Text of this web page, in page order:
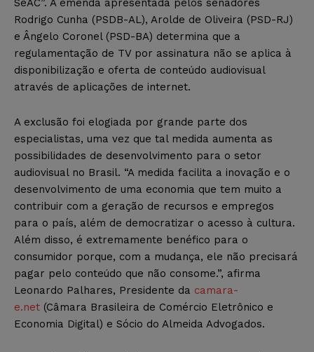
SeAC”. A emenda apresentada pelos senadores
Rodrigo Cunha (PSDB-AL), Arolde de Oliveira (PSD-RJ)
e Ângelo Coronel (PSD-BA) determina que a
regulamentação de TV por assinatura não se aplica à
disponibilização e oferta de conteúdo audiovisual
através de aplicações de internet.
A exclusão foi elogiada por grande parte dos
especialistas, uma vez que tal medida aumenta as
possibilidades de desenvolvimento para o setor
audiovisual no Brasil. “A medida facilita a inovação e o
desenvolvimento de uma economia que tem muito a
contribuir com a geração de recursos e empregos
para o país, além de democratizar o acesso à cultura.
Além disso, é extremamente benéfico para o
consumidor porque, com a mudança, ele não precisará
pagar pelo conteúdo que não consome.”, afirma
Leonardo Palhares, Presidente da camara-
e.net (Câmara Brasileira de Comércio Eletrônico e
Economia Digital) e Sócio do Almeida Advogados.